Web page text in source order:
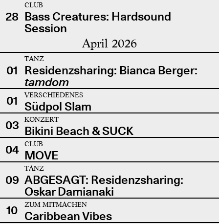
28
CLUB
Bass Creatures: Hardsound
Session
April 2026
01
TANZ
Residenzsharing: Bianca Berger:
tamdom
01
VERSCHIEDENES
Südpol Slam
03
KONZERT
Bikini Beach & SUCK
04
CLUB
MOVE
09
TANZ
ABGESAGT: Residenzsharing:
Oskar Damianaki
10
ZUM MITMACHEN
Caribbean Vibes